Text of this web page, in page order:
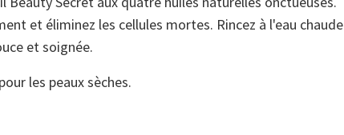
et éliminez les cellules mortes. Rincez à l'eau chaude
et soignée.
les peaux sèches.